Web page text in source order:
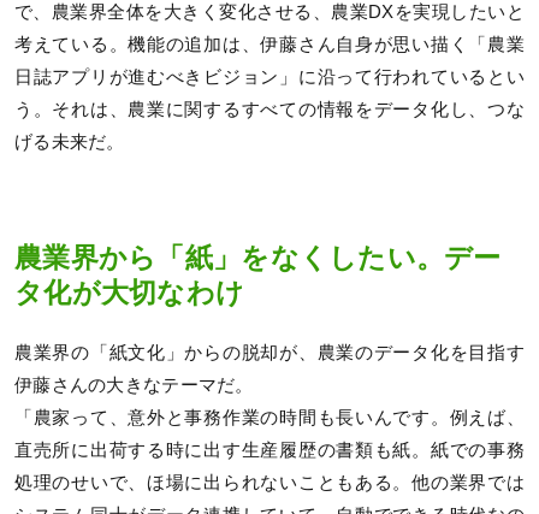
で、農業界全体を大きく変化させる、農業DXを実現したいと
考えている。機能の追加は、伊藤さん自身が思い描く「農業
日誌アプリが進むべきビジョン」に沿って行われているとい
う。それは、農業に関するすべての情報をデータ化し、つな
げる未来だ。
農業界から「紙」をなくしたい。デー
タ化が大切なわけ
農業界の「紙文化」からの脱却が、農業のデータ化を目指す
伊藤さんの大きなテーマだ。
「農家って、意外と事務作業の時間も長いんです。例えば、
直売所に出荷する時に出す生産履歴の書類も紙。紙での事務
処理のせいで、ほ場に出られないこともある。他の業界では